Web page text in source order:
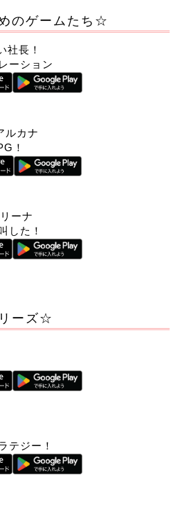
のゲームたち☆
社長！
ーション
ルカナ
！
ーナ
した！
ーズ☆
テジー！